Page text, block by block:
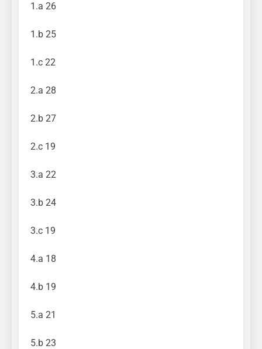
1.a 26
1.b 25
1.c 22
2.a 28
2.b 27
2.c 19
3.a 22
3.b 24
3.c 19
4.a 18
4.b 19
5.a 21
5.b 23